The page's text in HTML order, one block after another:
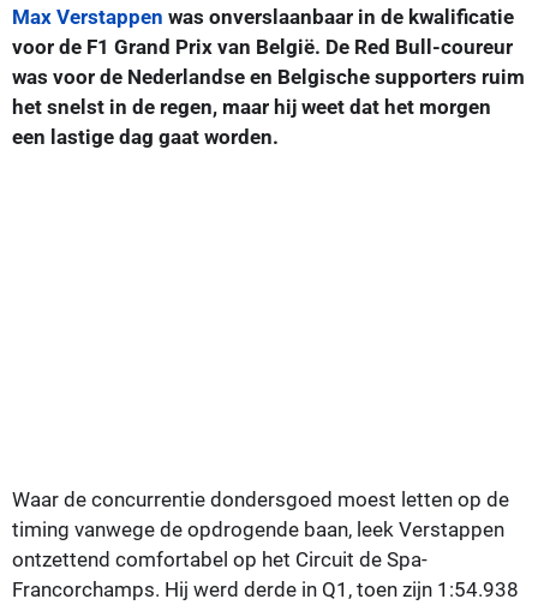
Max Verstappen was onverslaanbaar in de kwalificatie
voor de F1 Grand Prix van België. De Red Bull-coureur
was voor de Nederlandse en Belgische supporters ruim
het snelst in de regen, maar hij weet dat het morgen
een lastige dag gaat worden.
Waar de concurrentie dondersgoed moest letten op de
timing vanwege de opdrogende baan, leek Verstappen
ontzettend comfortabel op het Circuit de Spa-
Francorchamps. Hij werd derde in Q1, toen zijn 1:54.938